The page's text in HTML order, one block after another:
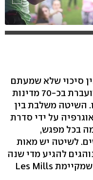
סיכוי שלא שמעתם
על שיטת האימון Les Mills, המועברת בכ-70 מדינות
השיטה משלבת בין
על ידי סדרת
בכל מפגש,
לשיטה יש מאות
להגיע מדי שנה
לפסטיבל הפיטנס הגדול ביותר שמקיימת Les Mills